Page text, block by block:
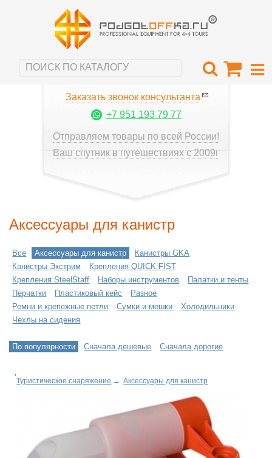
Заказать звонок консультанта
+7 951 193 79 77
Отправляем товары по всей России!
Ваш спутник в путешествиях с 2009г
Аксессуары для канистр
Все Аксессуары для канистр
Канистры GKA
Канистры Экстрим
Крепления QUICK FIST
Крепления SteelStaff
Наборы инструментов
Палатки и тенты
Перчатки
Пластиковый кейс
Разное
Ремни и крепежные петли
Сумки и мешки
Холодильники
Чехлы на сидения
По популярности Сначала дешевые Сначала дорогие
Туристическое снаряжение → Аксессуары для канистр